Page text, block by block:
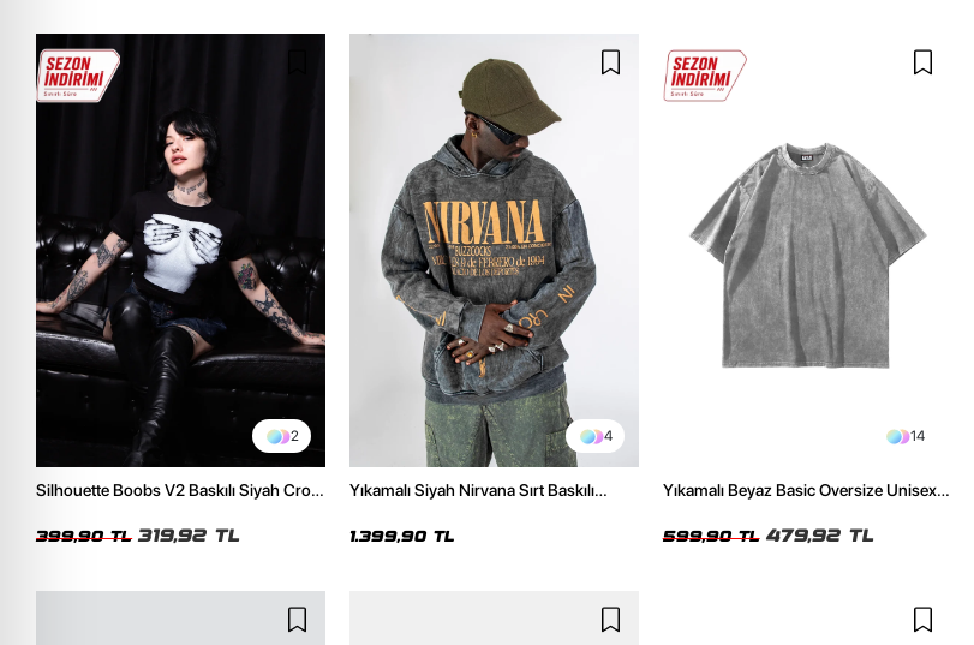
2
Silhouette Boobs V2 Baskılı Siyah Crop
399,90 TL 319,92 TL
4
Yıkamalı Siyah Nirvana Sırt Baskılı
1.399,90 TL
14
Yıkamalı Beyaz Basic Oversize Unisex
599,90 TL 479,92 TL